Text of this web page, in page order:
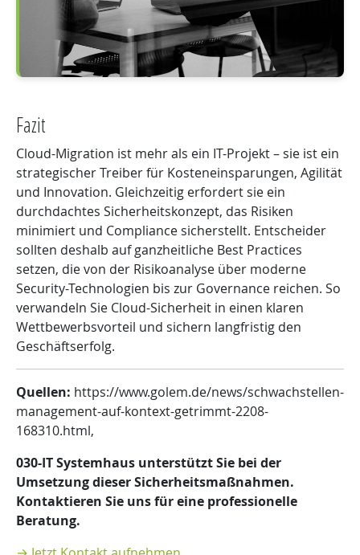
Fazit
Cloud-Migration ist mehr als ein IT-Projekt – sie ist ein
strategischer Treiber für Kosteneinsparungen, Agilität
und Innovation. Gleichzeitig erfordert sie ein
durchdachtes Sicherheitskonzept, das Risiken
minimiert und Compliance sicherstellt. Entscheider
sollten deshalb auf ganzheitliche Best Practices
setzen, die von der Risikoanalyse über moderne
Security-Technologien bis zur Governance reichen. So
verwandeln Sie Cloud-Sicherheit in einen klaren
Wettbewerbsvorteil und sichern langfristig den
Geschäftserfolg.
Quellen: https://www.golem.de/news/schwachstellen-
management-auf-kontext-getrimmt-2208-
168310.html,
030-IT Systemhaus unterstützt Sie bei der
Umsetzung dieser Sicherheitsmaßnahmen.
Kontaktieren Sie uns für eine professionelle
Beratung.